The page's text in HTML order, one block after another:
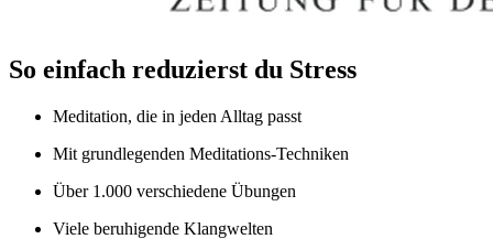
So einfach reduzierst du Stress
Meditation, die in jeden Alltag passt
Mit grundlegenden Meditations-Techniken
Über 1.000 verschiedene Übungen
Viele beruhigende Klangwelten